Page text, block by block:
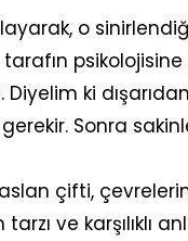
o
ki
Sonra
çifti,
ve karşılıklı